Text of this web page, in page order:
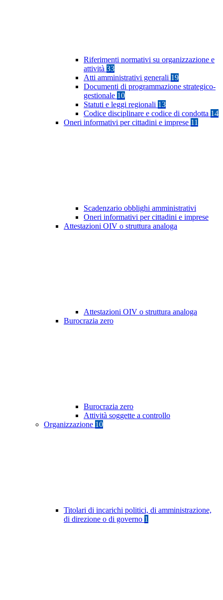
Riferimenti normativi su organizzazione e
attività 33
Atti amministrativi generali 19
Documenti di programmazione strategico-
gestionale 10
Statuti e leggi regionali 13
Codice disciplinare e codice di condotta 14
Oneri informativi per cittadini e imprese 11
Scadenzario obblighi amministrativi
Oneri informativi per cittadini e imprese
Attestazioni OIV o struttura analoga
Attestazioni OIV o struttura analoga
Burocrazia zero
Burocrazia zero
Attività soggette a controllo
Organizzazione 10
Titolari di incarichi politici, di amministrazione,
di direzione o di governo 1